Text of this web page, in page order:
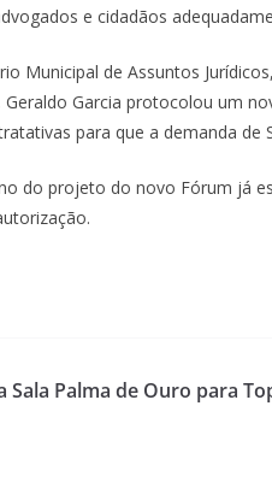
e cidadãos
Municipal de Assuntos
Garcia protocolou um
para que a demanda de
do projeto do novo Fórum já
Sala Palma de Ouro para